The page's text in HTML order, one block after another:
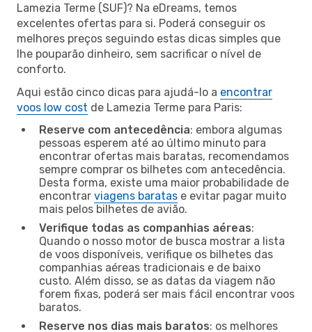
Lamezia Terme (SUF)? Na eDreams, temos
excelentes ofertas para si. Poderá conseguir os
melhores preços seguindo estas dicas simples que
lhe pouparão dinheiro, sem sacrificar o nível de
conforto.
Aqui estão cinco dicas para ajudá-lo a encontrar
voos low cost de Lamezia Terme para Paris:
Reserve com antecedência: embora algumas
pessoas esperem até ao último minuto para
encontrar ofertas mais baratas, recomendamos
sempre comprar os bilhetes com antecedência.
Desta forma, existe uma maior probabilidade de
encontrar viagens baratas e evitar pagar muito
mais pelos bilhetes de avião.
Verifique todas as companhias aéreas:
Quando o nosso motor de busca mostrar a lista
de voos disponíveis, verifique os bilhetes das
companhias aéreas tradicionais e de baixo
custo. Além disso, se as datas da viagem não
forem fixas, poderá ser mais fácil encontrar voos
baratos.
Reserve nos dias mais baratos: os melhores